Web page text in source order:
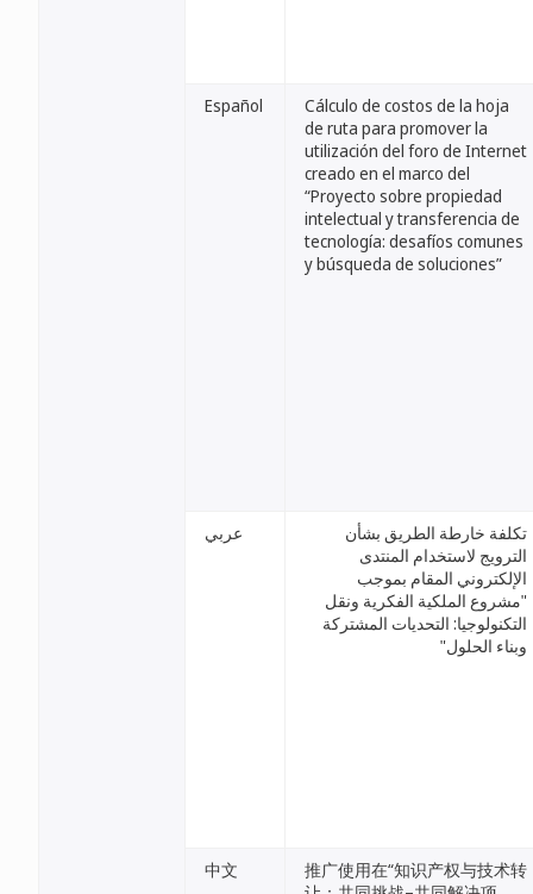
Español
Cálculo de costos de la hoja
de ruta para promover la
utilización del foro de Internet
creado en el marco del
“Proyecto sobre propiedad
intelectual y transferencia de
tecnología: desafíos comunes
y búsqueda de soluciones”
عربي
تكلفة خارطة الطريق بشأن
الترويج لاستخدام المنتدى
الإلكتروني المقام بموجب
"مشروع الملكية الفكرية ونقل
التكنولوجيا: التحديات المشتركة
وبناء الحلول"
中文
推广使用在“知识产权与技术转